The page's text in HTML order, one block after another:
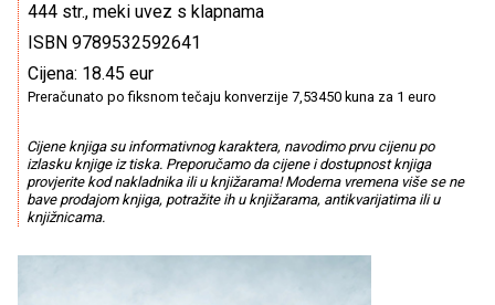
444 str., meki uvez s klapnama
ISBN 9789532592641
Cijena: 18.45 eur
Preračunato po fiksnom tečaju konverzije 7,53450 kuna za 1 euro
Cijene knjiga su informativnog karaktera, navodimo prvu cijenu po
izlasku knjige iz tiska. Preporučamo da cijene i dostupnost knjiga
provjerite kod nakladnika ili u knjižarama! Moderna vremena više se ne
bave prodajom knjiga, potražite ih u knjižarama, antikvarijatima ili u
knjižnicama.